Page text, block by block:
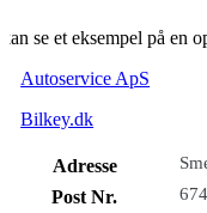
se et eksempel på en
Autoservice ApS
Bilkey.dk
Adresse
Post Nr.